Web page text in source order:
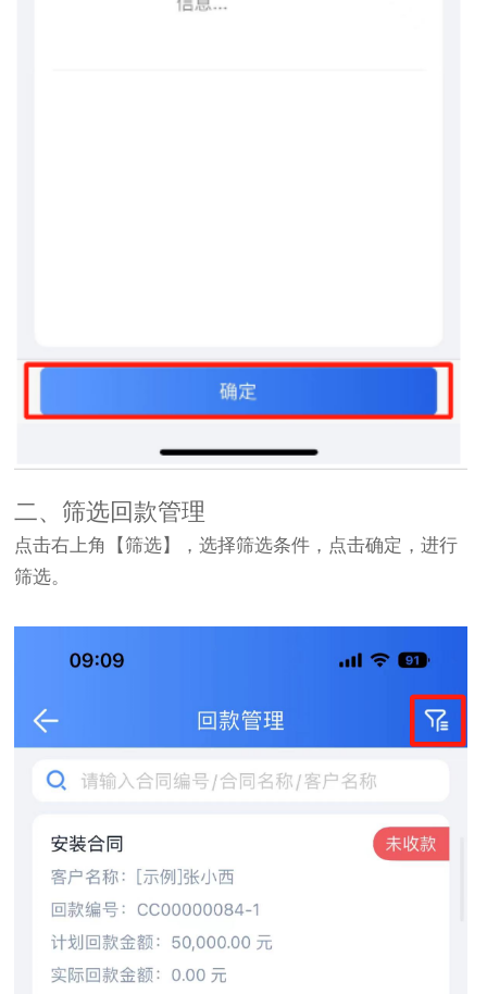
二、筛选回款管理
点击右上角【筛选】，选择筛选条件，点击确定，进行
筛选。